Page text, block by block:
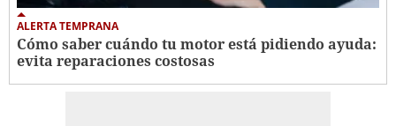
ALERTA TEMPRANA
Cómo saber cuándo tu motor está pidiendo ayuda:
evita reparaciones costosas